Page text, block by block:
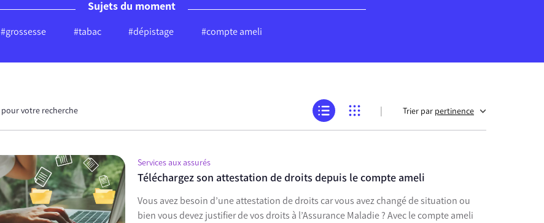
Sujets du moment
#grossesse #tabac #dépistage #compte ameli
pour votre recherche | Trier par pertinence
Services aux assurés
Téléchargez son attestation de droits depuis le compte ameli
Vous avez besoin d’une attestation de droits car vous avez changé de situation ou
bien vous devez justifier de vos droits à l’Assurance Maladie ? Avec le compte ameli